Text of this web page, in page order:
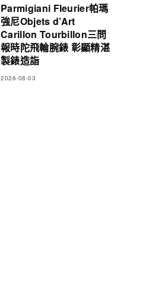
Parmigiani Fleurier帕瑪
強尼Objets d’Art
Carillon Tourbillon三問
報時陀飛輪腕錶 彰顯精湛
製錶造詣
2026-08-03